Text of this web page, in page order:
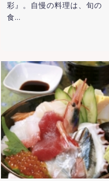
彩』。自慢の料理は、旬の
食…